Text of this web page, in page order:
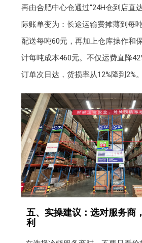
再由合肥中心仓通过“24H仓到店直
际账单变为：长途运输费摊薄到每
配送每吨60元，再加上仓库操作和
计每吨成本460元。不仅运费直降
订单次日达，货损率从12%降到2%。
五、实操建议：选对服务商
利